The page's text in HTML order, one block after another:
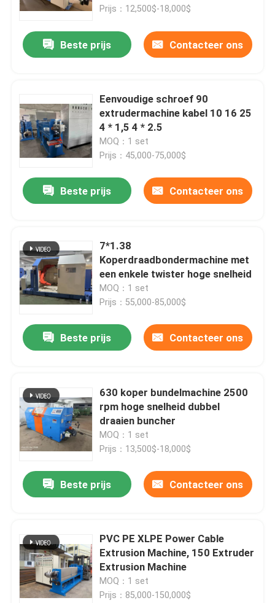
Thuis
Prijs：12,500$-18,000$
Beste prijs Contacteer ons
Eenvoudige schroef 90
extrudermachine kabel 10 16 25
4 * 1,5 4 * 2.5
MOQ：1 set
Prijs：45,000-75,000$
Beste prijs Contacteer ons
7*1.38
Koperdraadbondermachine met
een enkele twister hoge snelheid
MOQ：1 set
Prijs：55,000-85,000$
Beste prijs Contacteer ons
630 koper bundelmachine 2500
rpm hoge snelheid dubbel
draaien buncher
MOQ：1 set
Prijs：13,500$-18,000$
Beste prijs Contacteer ons
PVC PE XLPE Power Cable
Extrusion Machine, 150 Extruder
Extrusion Machine
MOQ：1 set
Prijs：85,000-150,000$